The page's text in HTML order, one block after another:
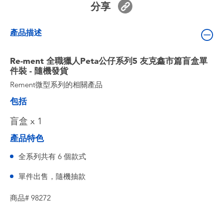
生活精品
分享
產品描述
Re-ment 全職獵人Peta公仔系列5 友克鑫市篇盲盒單
件裝 - 隨機發貨
Rement微型系列的相關產品
包括
盲盒 x 1
產品特色
全系列共有 6 個款式
單件出售，隨機抽款
商品# 98272